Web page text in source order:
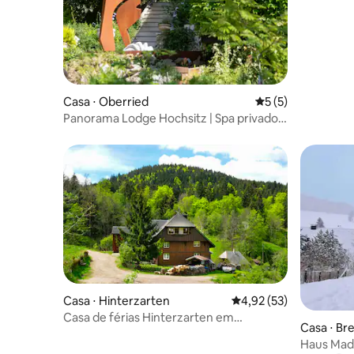
Casa ⋅ Oberried 5 de uma
5 (5)
Panorama Lodge Hochsitz | Spa privado |
Casa ⋅ Hinterzarten 4,92 de uma avaliação
4,92 (53)
Casa de férias Hinterzarten em
Casa ⋅
Haus